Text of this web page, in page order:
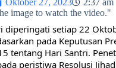
Oktober 27, 2023
2:37 am
image to watch the video."
diperingati setiap 22
pada Keputusan
tentang Hari Santri.
peristiwa Resolusi